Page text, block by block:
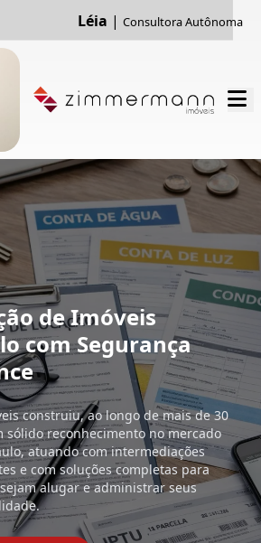
Léia | Consultora Autônoma
de Imóveis
com Segurança
construiu, ao longo de mais de 30
sólido reconhecimento no mercado
atuando com intermediações
e com soluções completas para
alugar e administrar seus